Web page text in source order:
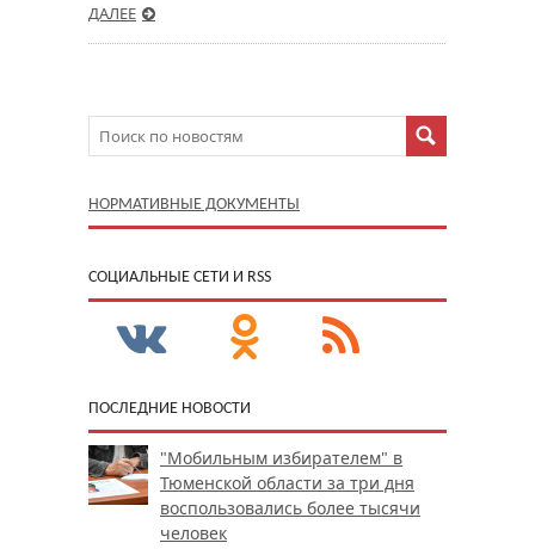
ДАЛЕЕ
НОРМАТИВНЫЕ ДОКУМЕНТЫ
CОЦИАЛЬНЫЕ СЕТИ И RSS
ПОСЛЕДНИЕ НОВОСТИ
"Мобильным избирателем" в
Тюменской области за три дня
воспользовались более тысячи
человек